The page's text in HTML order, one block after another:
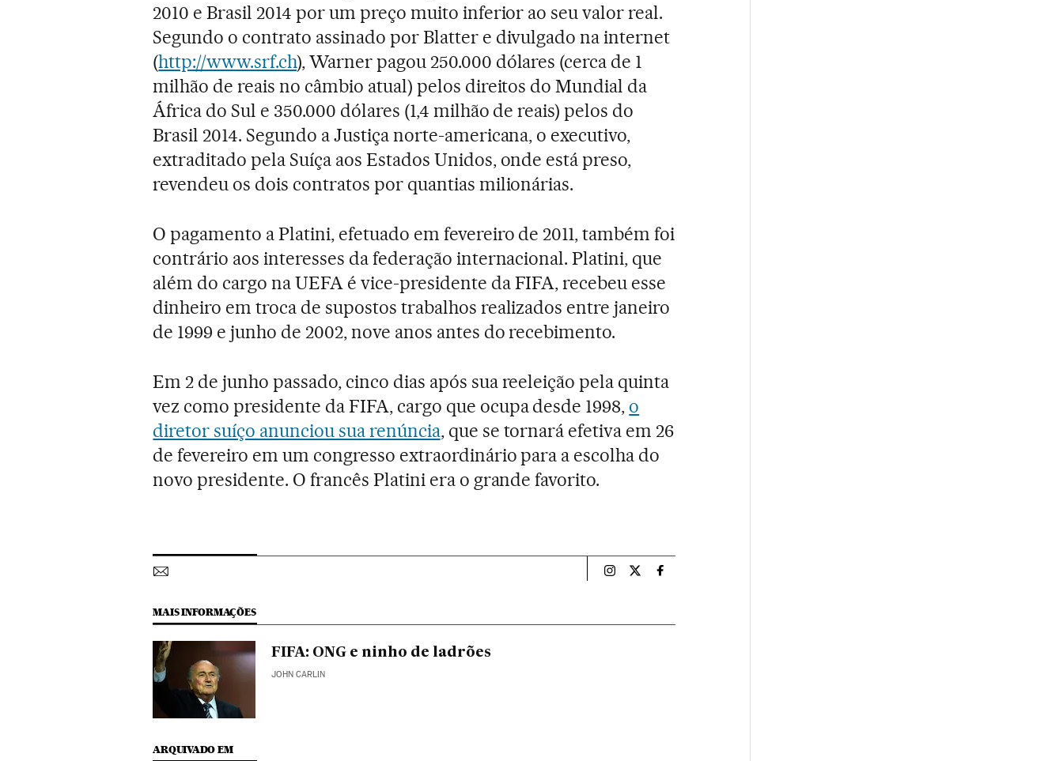
2010 e Brasil 2014 por um preço muito inferior ao seu valor real.
Segundo o contrato assinado por Blatter e divulgado na internet
(http://www.srf.ch), Warner pagou 250.000 dólares (cerca de 1
milhão de reais no câmbio atual) pelos direitos do Mundial da
África do Sul e 350.000 dólares (1,4 milhão de reais) pelos do
Brasil 2014. Segundo a Justiça norte-americana, o executivo,
extraditado pela Suíça aos Estados Unidos, onde está preso,
revendeu os dois contratos por quantias milionárias.
O pagamento a Platini, efetuado em fevereiro de 2011, também foi
contrário aos interesses da federação internacional. Platini, que
além do cargo na UEFA é vice-presidente da FIFA, recebeu esse
dinheiro em troca de supostos trabalhos realizados entre janeiro
de 1999 e junho de 2002, nove anos antes do recebimento.
Em 2 de junho passado, cinco dias após sua reeleição pela quinta
vez como presidente da FIFA, cargo que ocupa desde 1998, o
diretor suíço anunciou sua renúncia, que se tornará efetiva em 26
de fevereiro em um congresso extraordinário para a escolha do
novo presidente. O francês Platini era o grande favorito.
Esportes El País Brasil en Instagram
Esportes El País Brasil en Twitter
Esportes El País Brasil en Facebook
MAIS INFORMAÇÕES
FIFA: ONG e ninho de ladrões
JOHN CARLIN
ARQUIVADO EM